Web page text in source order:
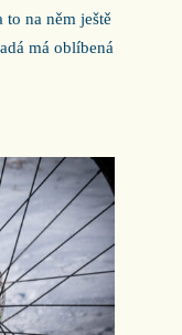
na něm ještě
má oblíbená